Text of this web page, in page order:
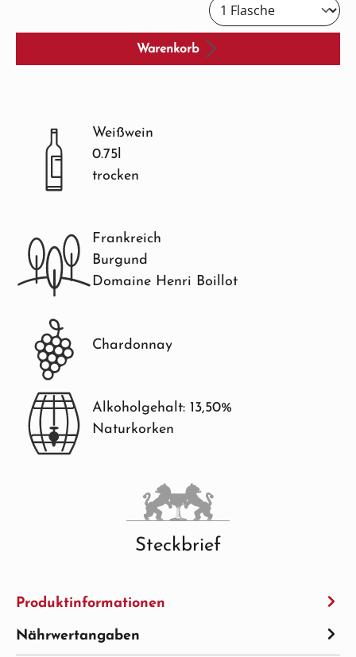
Warenkorb
Weißwein
0.75l
trocken
Frankreich
Burgund
Domaine Henri Boillot
Chardonnay
Alkoholgehalt: 13,50%
Naturkorken
Steckbrief
Produktinformationen
Nährwertangaben